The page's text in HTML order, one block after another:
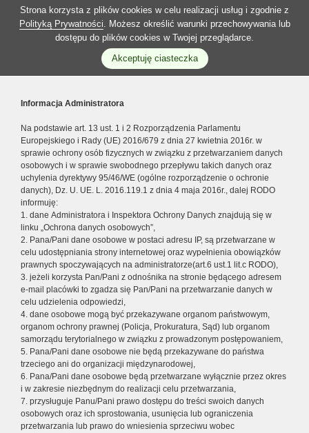
Strona korzysta z plików cookies w celu realizacji usług i zgodnie z
Polityką Prywatności. Możesz określić warunki przechowywania lub
dostępu do plików cookies w Twojej przeglądarce.
Akceptuję ciasteczka
Informacja Administratora
Na podstawie art. 13 ust. 1 i 2 Rozporządzenia Parlamentu
Europejskiego i Rady (UE) 2016/679 z dnia 27 kwietnia 2016r. w
sprawie ochrony osób fizycznych w związku z przetwarzaniem danych
osobowych i w sprawie swobodnego przepływu takich danych oraz
uchylenia dyrektywy 95/46/WE (ogólne rozporządzenie o ochronie
danych), Dz. U. UE. L. 2016.119.1 z dnia 4 maja 2016r., dalej RODO
informuję:
1. dane Administratora i Inspektora Ochrony Danych znajdują się w
linku „Ochrona danych osobowych”,
2. Pana/Pani dane osobowe w postaci adresu IP, są przetwarzane w
celu udostępniania strony internetowej oraz wypełnienia obowiązków
prawnych spoczywających na administratorze(art.6 ust.1 lit.c RODO),
3. jeżeli korzysta Pan/Pani z odnośnika na stronie będącego adresem
e-mail placówki to zgadza się Pan/Pani na przetwarzanie danych w
celu udzielenia odpowiedzi,
4. dane osobowe mogą być przekazywane organom państwowym,
organom ochrony prawnej (Policja, Prokuratura, Sąd) lub organom
samorządu terytorialnego w związku z prowadzonym postępowaniem,
5. Pana/Pani dane osobowe nie będą przekazywane do państwa
trzeciego ani do organizacji międzynarodowej,
6. Pana/Pani dane osobowe będą przetwarzane wyłącznie przez okres
i w zakresie niezbędnym do realizacji celu przetwarzania,
7. przysługuje Panu/Pani prawo dostępu do treści swoich danych
osobowych oraz ich sprostowania, usunięcia lub ograniczenia
przetwarzania lub prawo do wniesienia sprzeciwu wobec